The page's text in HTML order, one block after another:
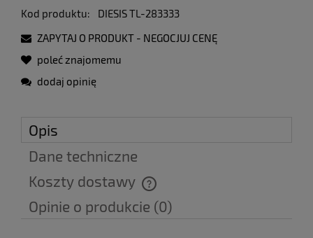
Kod produktu:
DIESIS TL-283333
ZAPYTAJ O PRODUKT - NEGOCJUJ CENĘ
poleć znajomemu
dodaj opinię
Opis
Dane techniczne
Koszty dostawy
Cena nie zawiera ewentualnych kosztów płatności
Opinie o produkcie (0)